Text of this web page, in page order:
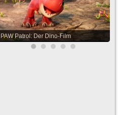
PAW Patrol: Der Dino-Film